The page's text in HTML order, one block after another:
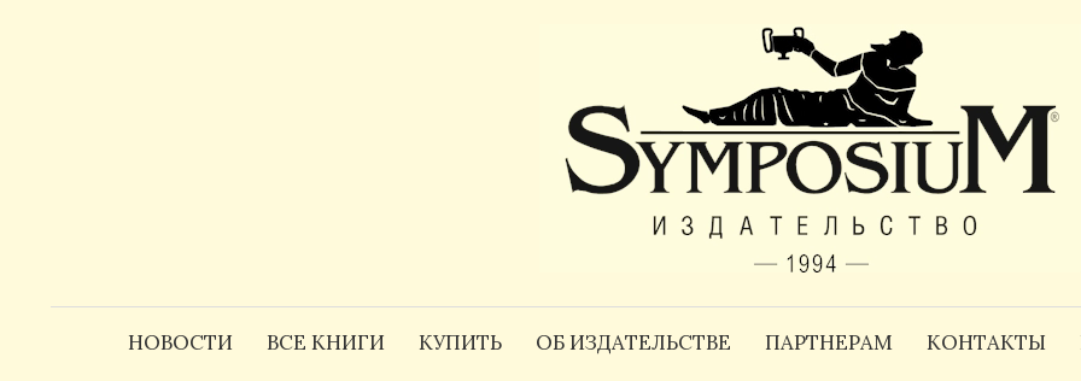
НОВОСТИ ВСЕ КНИГИ КУПИТЬ ОБ ИЗДАТЕЛЬСТВЕ ПАРТНЕРАМ КОНТАКТЫ